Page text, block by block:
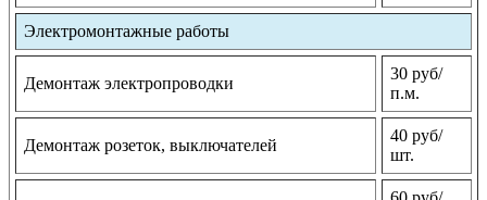
Электромонтажные работы
Демонтаж электропроводки
30 руб/
п.м.
Демонтаж розеток, выключателей
40 руб/
шт.